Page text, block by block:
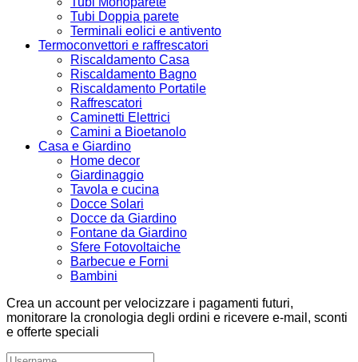
Tubi Doppia parete
Terminali eolici e antivento
Termoconvettori e raffrescatori
Riscaldamento Casa
Riscaldamento Bagno
Riscaldamento Portatile
Raffrescatori
Caminetti Elettrici
Camini a Bioetanolo
Casa e Giardino
Home decor
Giardinaggio
Tavola e cucina
Docce Solari
Docce da Giardino
Fontane da Giardino
Sfere Fotovoltaiche
Barbecue e Forni
Bambini
Crea un account per velocizzare i pagamenti futuri,
monitorare la cronologia degli ordini e ricevere e-mail, sconti
e offerte speciali